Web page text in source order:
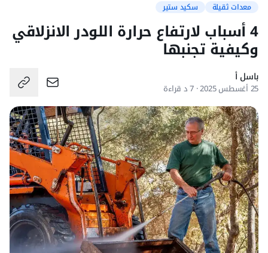
معدات ثقيلة سكيد ستير
4 أسباب لارتفاع حرارة اللودر الانزلاقي
وكيفية تجنبها
باسل أ
25 أغسطس 2025 · 7 د قراءة